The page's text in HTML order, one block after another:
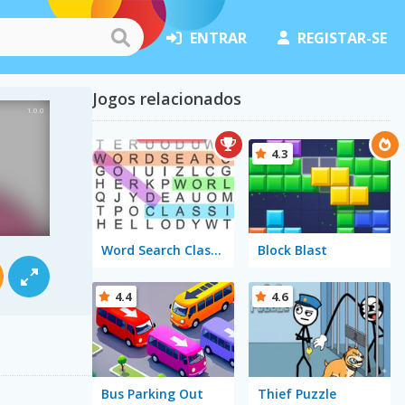
ENTRAR REGISTAR-SE
Jogos relacionados
Word Search Classic Block Blast
4.3
Bus Parking Out
4.4
Thief Puzzle
4.6